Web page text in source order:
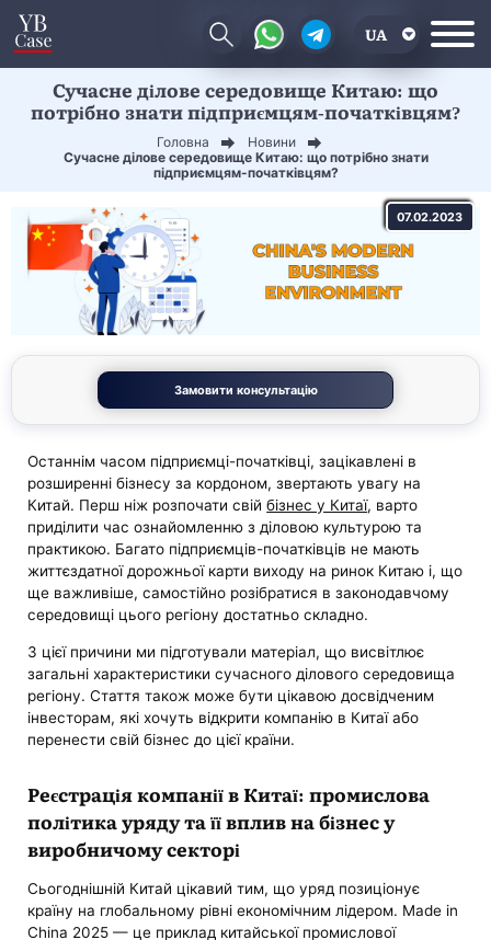
UA
EN
Сучасне ділове середовище Китаю: що
потрібно знати підприємцям-початківцям?
Головна
Новини
Сучасне ділове середовище Китаю: що потрібно знати
підприємцям-початківцям?
07.02.2023
Замовити консультацію
Останнім часом підприємці-початківці, зацікавлені в
розширенні бізнесу за кордоном, звертають увагу на
Китай. Перш ніж розпочати свійбізнес у Китаї, варто
приділити час ознайомленню з діловою культурою та
практикою. Багато підприємців-початківців не мають
життєздатної дорожньої карти виходу на ринок Китаю і, що
ще важливіше, самостійно розібратися в законодавчому
середовищі цього регіону достатньо складно.
З цієї причини ми підготували матеріал, що висвітлює
загальні характеристики сучасного ділового середовища
регіону. Стаття також може бути цікавою досвідченим
інвесторам, які хочуть відкрити компанію в Китаї або
перенести свій бізнес до цієї країни.
Реєстрація компанії в Китаї: промислова
політика уряду та її вплив на бізнес у
виробничому секторі
Сьогоднішній Китай цікавий тим, що уряд позиціонує
країну на глобальному рівні економічним лідером. Made in
China 2025 — це приклад китайської промислової